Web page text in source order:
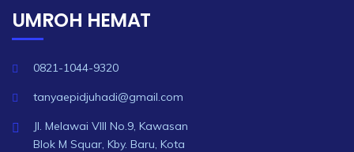
UMROH HEMAT
0821-1044-9320
tanyaepidjuhadi@gmail.com
Jl. Melawai VIII No.9, Kawasan
Blok M Squar, Kby. Baru, Kota